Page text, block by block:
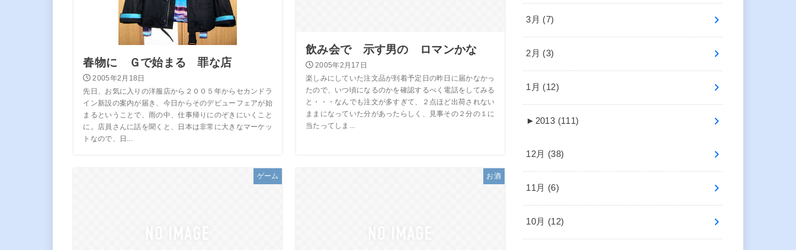
春物に Ｇで始まる 罪な店
2005年2月18日
先日、お気に入りの洋服店から２００５年からセカンドラ
イン新設の案内が届き、今日からそのデビューフェアが始
まるということで、雨の中、仕事帰りにのぞきにいくこと
に。店員さんに話を聞くと、日本は非常に大きなマーケッ
トなので、日...
飲み会で 示す男の ロマンかな
2005年2月17日
楽しみにしていた注文品が到着予定日の昨日に届かなかっ
たので、いつ頃になるのかを確認するべく電話をしてみる
と・・・なんでも注文が多すぎて、２点ほど出荷されない
ままになっていた分があったらしく、見事その２分の１に
当たってしま...
ゲーム お酒
3月 (7)
2月 (3)
1月 (12)
► 2013 (111)
12月 (38)
11月 (6)
10月 (12)